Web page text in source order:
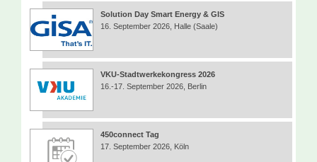
Solution Day Smart Energy & GIS
16. September 2026, Halle (Saale)
VKU-Stadtwerkekongress 2026
16.-17. September 2026, Berlin
450connect Tag
17. September 2026, Köln